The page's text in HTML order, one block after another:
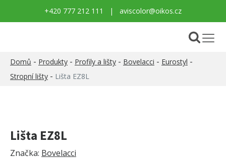
+420 777 212 111 | aviscolor@oikos.cz
Domů - Produkty - Profily a lišty - Bovelacci - Eurostyl -
Stropní lišty - Lišta EZ8L
Lišta EZ8L
Značka: Bovelacci